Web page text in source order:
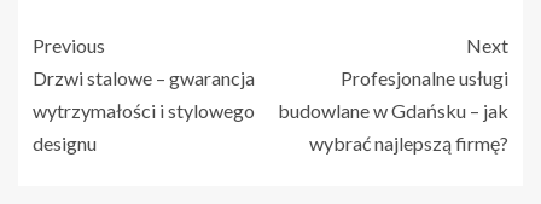
Previous
Drzwi stalowe – gwarancja
wytrzymałości i stylowego
designu
Next
Profesjonalne usługi
budowlane w Gdańsku – jak
wybrać najlepszą firmę?